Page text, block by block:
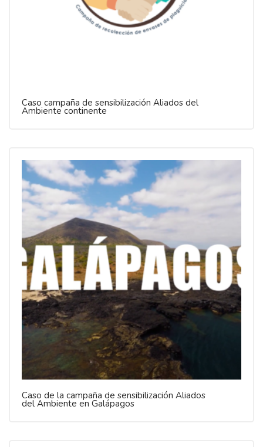
Caso campaña de sensibilización Aliados del
Ambiente continente
Caso de la campaña de sensibilización Aliados
del Ambiente en Galápagos